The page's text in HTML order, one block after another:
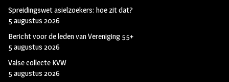
Spreidingswet asielzoekers: hoe zit dat?
5 augustus 2026
Bericht voor de leden van Vereniging 55+
5 augustus 2026
Valse collecte KVW
5 augustus 2026